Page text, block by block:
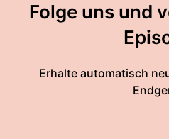
Folge uns und
Erhalte automatisch